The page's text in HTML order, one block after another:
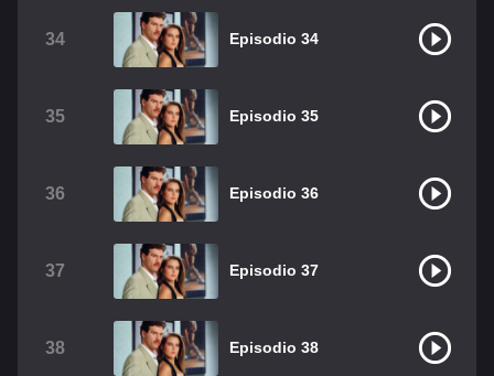
34 Episodio 34
35 Episodio 35
36 Episodio 36
37 Episodio 37
38 Episodio 38